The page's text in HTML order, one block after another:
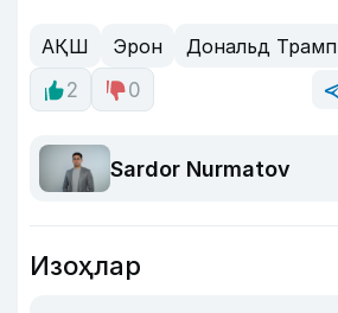
АҚШ Эрон Дональд Трамп
2
0
Sardor Nurmatov
Изоҳлар